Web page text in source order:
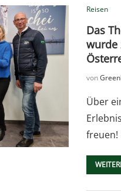
Reisen
Das
wurde
von
Über
freuen!